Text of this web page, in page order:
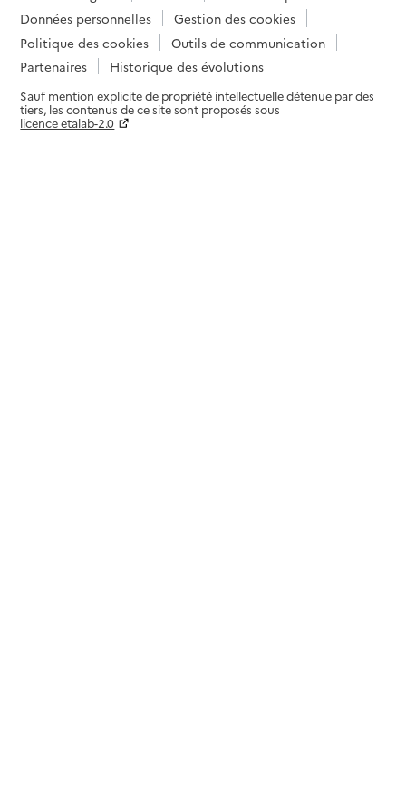
Données personnelles
Gestion des cookies
Politique des cookies
Outils de communication
Partenaires
Historique des évolutions
Sauf mention explicite de propriété intellectuelle détenue par des
tiers, les contenus de ce site sont proposés sous
licence etalab-2.0